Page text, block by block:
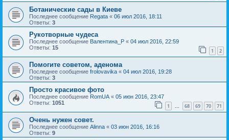
Ботанические сады в Киеве
Последнее сообщение Regata « 06 июл 2016, 18:11
Ответы: 3
Рукотворные чудеса
Последнее сообщение Валентина_Р « 04 июл 2016, 22:59
Ответы: 15 1 2
Помогите советом, аденома
Последнее сообщение frolovavika « 04 июл 2016, 19:28
Ответы: 3
Просто красивое фото
Последнее сообщение RomUA « 05 июн 2016, 23:47
Ответы: 1051 1 … 68 69 70 71
Очень нужен совет.
Последнее сообщение Alinna « 03 июн 2016, 16:16
Ответы: 9